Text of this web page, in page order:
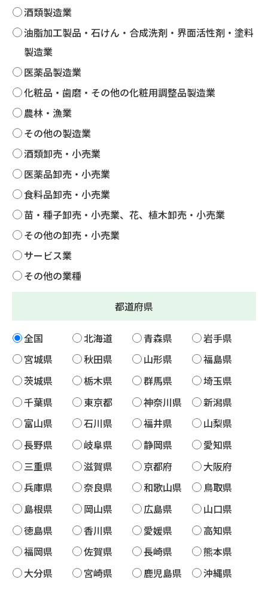
酒類製造業
油脂加工製品・石けん・合成洗剤・界面活性剤・塗料
製造業
医薬品製造業
化粧品・歯磨・その他の化粧用調整品製造業
農林・漁業
その他の製造業
酒類卸売・小売業
医薬品卸売・小売業
食料品卸売・小売業
苗・種子卸売・小売業、花、植木卸売・小売業
その他の卸売・小売業
サービス業
その他の業種
都道府県
全国 北海道 青森県
岩手県
宮城県
秋田県 山形県
福島県
茨城県
栃木県 群馬県
埼玉県
千葉県
東京都 神奈川県
新潟県
富山県
石川県 福井県
山梨県
長野県
岐阜県 静岡県
愛知県
三重県
滋賀県 京都府
大阪府
兵庫県
奈良県 和歌山県
鳥取県
島根県
岡山県 広島県
山口県
徳島県
香川県 愛媛県
高知県
福岡県
佐賀県 長崎県
熊本県
大分県
宮崎県 鹿児島県 沖縄県